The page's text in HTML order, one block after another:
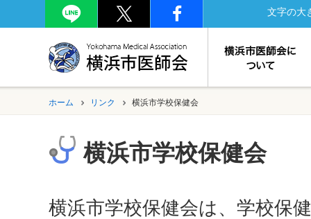
文字の大
ホーム リンク 横浜市学校保健会
横浜市学校保健会
横浜市学校保健会は、学校保